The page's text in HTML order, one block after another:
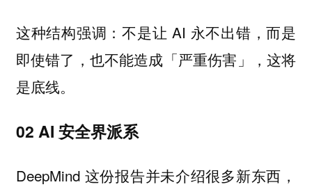
这种结构强调：不是让 AI 永不出错，而是
即使错了，也不能造成「严重伤害」，这将
是底线。
02 AI 安全界派系
DeepMind 这份报告并未介绍很多新东西，